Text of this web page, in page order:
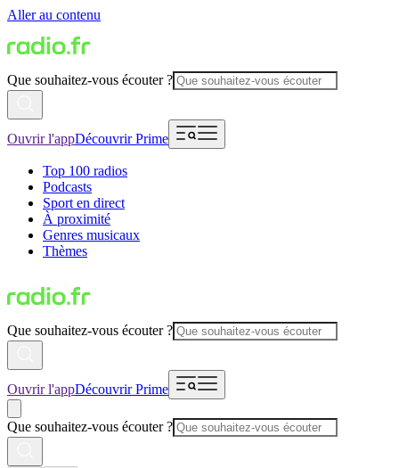
Aller au contenu
Que souhaitez-vous écouter ?
Ouvrir l'appDécouvrir Prime
Top 100 radios
Podcasts
Sport en direct
À proximité
Genres musicaux
Thèmes
Que souhaitez-vous écouter ?
Ouvrir l'appDécouvrir Prime
Que souhaitez-vous écouter ?